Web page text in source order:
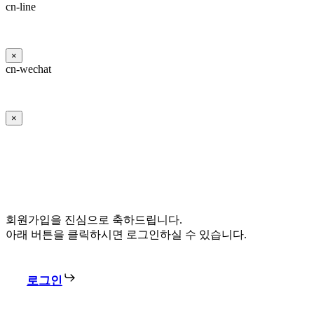
cn-line
×
cn-wechat
×
회원가입을 진심으로 축하드립니다.
아래 버튼을 클릭하시면 로그인하실 수 있습니다.
로그인